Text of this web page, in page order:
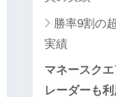
勝率9割の
実績
マネースク
レーダーも